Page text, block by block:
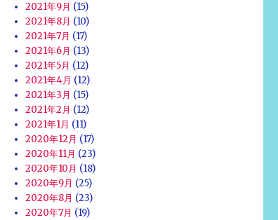
2021年9月 (15)
2021年8月 (10)
2021年7月 (17)
2021年6月 (13)
2021年5月 (12)
2021年4月 (12)
2021年3月 (15)
2021年2月 (12)
2021年1月 (11)
2020年12月 (17)
2020年11月 (23)
2020年10月 (18)
2020年9月 (25)
2020年8月 (23)
2020年7月 (19)